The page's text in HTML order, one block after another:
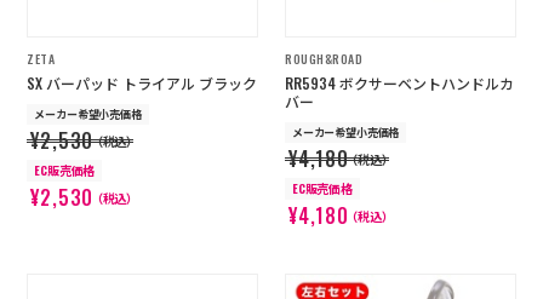
ZETA
SX バーパッド トライアル ブラック
メーカー希望小売価格
¥2,530（税込）
EC販売価格
¥2,530（税込）
ROUGH&ROAD
RR5934 ボクサーベントハンドルカ
バー
メーカー希望小売価格
¥4,180（税込）
EC販売価格
¥4,180（税込）